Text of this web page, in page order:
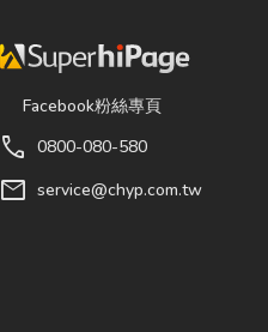
天然瓦斯...
Facebook粉絲專頁
call 0800-080-580
mail service@chyp.com.tw